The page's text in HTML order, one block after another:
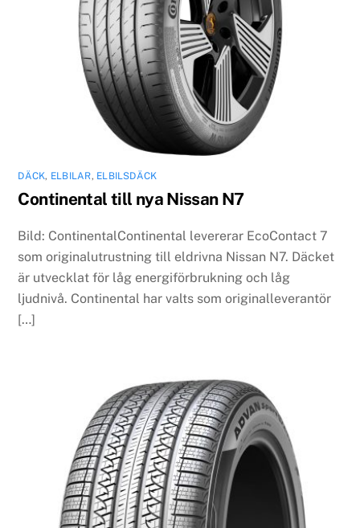
DÄCK, ELBILAR, ELBILSDÄCK
Continental till nya Nissan N7
Bild: ContinentalContinental levererar EcoContact 7
som originalutrustning till eldrivna Nissan N7. Däcket
är utvecklat för låg energiförbrukning och låg
ljudnivå. Continental har valts som originalleverantör
[…]